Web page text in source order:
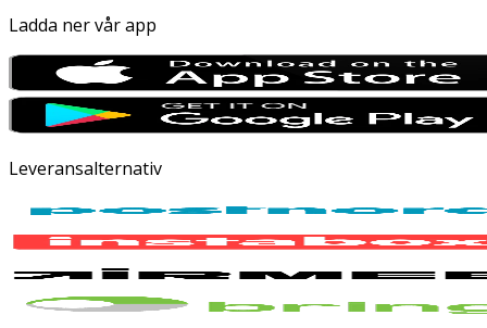
Ladda ner vår app
Leveransalternativ